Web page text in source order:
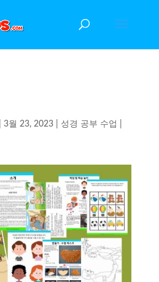
3월 23, 2023| 성경 공부 수업